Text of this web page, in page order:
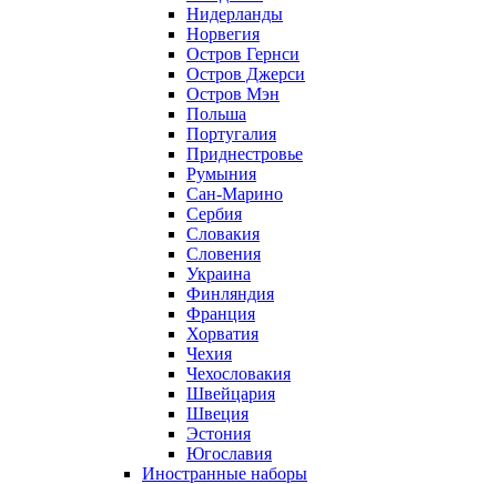
Нидерланды
Норвегия
Остров Гернси
Остров Джерси
Остров Мэн
Польша
Португалия
Приднестровье
Румыния
Сан-Марино
Сербия
Словакия
Словения
Украина
Финляндия
Франция
Хорватия
Чехия
Чехословакия
Швейцария
Швеция
Эстония
Югославия
Иностранные наборы